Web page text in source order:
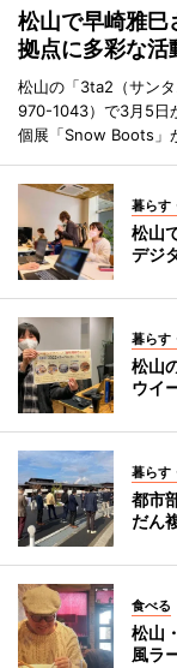
松山で早崎雅
拠点に多彩な活
松山の「3ta2（サン
970-1043）で3月5日
個展「Snow Boots」
暮らす
松山
デジ
暮らす
松山
ウイ
暮らす
都市
だん
食べる
松山
風ラ